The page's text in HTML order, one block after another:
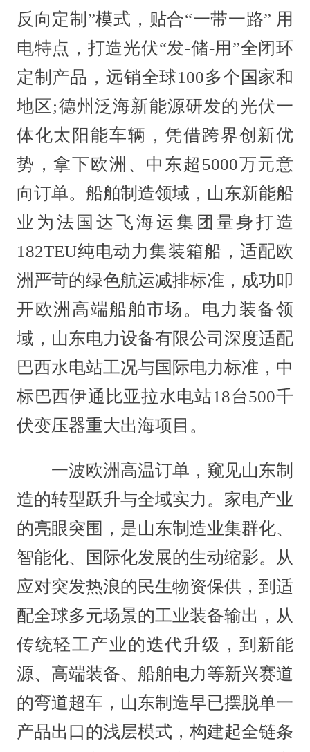
反向定制”模式，贴合“一带一路” 用
电特点，打造光伏“发-储-用”全闭环
定制产品，远销全球100多个国家和
地区;德州泛海新能源研发的光伏一
体化太阳能车辆，凭借跨界创新优
势，拿下欧洲、中东超5000万元意
向订单。船舶制造领域，山东新能船
业为法国达飞海运集团量身打造
182TEU纯电动力集装箱船，适配欧
洲严苛的绿色航运减排标准，成功叩
开欧洲高端船舶市场。电力装备领
域，山东电力设备有限公司深度适配
巴西水电站工况与国际电力标准，中
标巴西伊通比亚拉水电站18台500千
伏变压器重大出海项目。
一波欧洲高温订单，窥见山东制
造的转型跃升与全域实力。家电产业
的亮眼突围，是山东制造业集群化、
智能化、国际化发展的生动缩影。从
应对突发热浪的民生物资保供，到适
配全球多元场景的工业装备输出，从
传统轻工产业的迭代升级，到新能
源、高端装备、船舶电力等新兴赛道
的弯道超车，山东制造早已摆脱单一
产品出口的浅层模式，构建起全链条